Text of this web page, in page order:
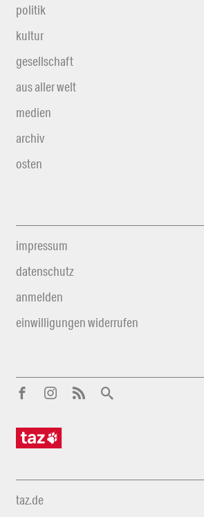
politik
kultur
gesellschaft
aus aller welt
medien
archiv
osten
impressum
datenschutz
anmelden
einwilligungen widerrufen
taz.de